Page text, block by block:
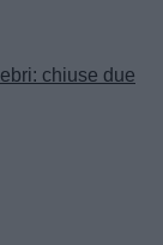
chiuse due